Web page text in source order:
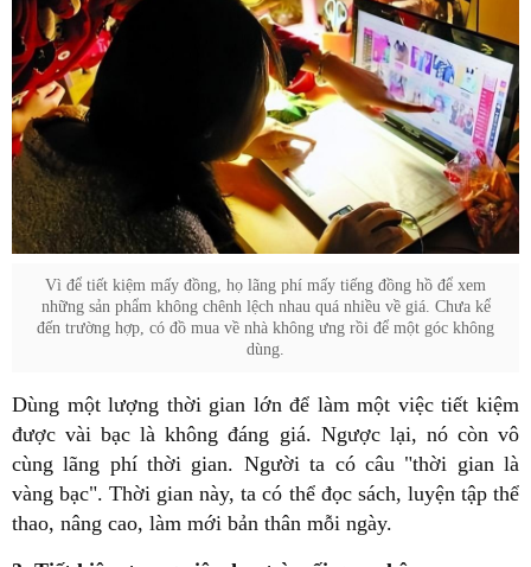
Vì để tiết kiệm mấy đồng, họ lãng phí mấy tiếng đồng hồ để xem
những sản phẩm không chênh lệch nhau quá nhiều về giá. Chưa kể
đến trường hợp, có đồ mua về nhà không ưng rồi để một góc không
dùng.
Dùng một lượng thời gian lớn để làm một việc tiết kiệm
được vài bạc là không đáng giá. Ngược lại, nó còn vô
cùng lãng phí thời gian. Người ta có câu "thời gian là
vàng bạc". Thời gian này, ta có thể đọc sách, luyện tập thể
thao, nâng cao, làm mới bản thân mỗi ngày.